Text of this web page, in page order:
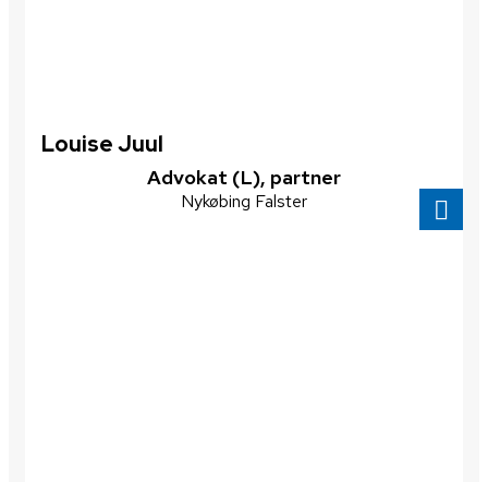
Louise Juul
​Advokat (L), partner
Nykøbing Falster